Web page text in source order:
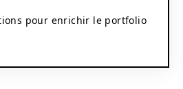
pour enrichir le portfolio